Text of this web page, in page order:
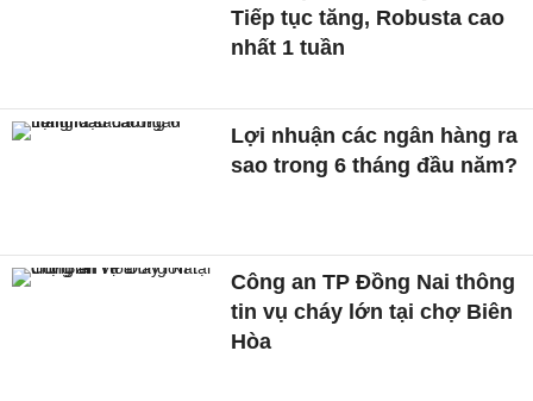
Tiếp tục tăng, Robusta cao
nhất 1 tuần
Lợi nhuận các ngân hàng ra
sao trong 6 tháng đầu năm?
Công an TP Đồng Nai thông
tin vụ cháy lớn tại chợ Biên
Hòa